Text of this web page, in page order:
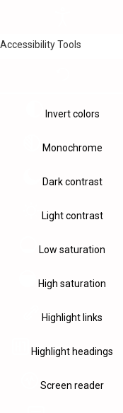
Accessibility Tools
Invert colors
Monochrome
Dark contrast
Light contrast
Low saturation
High saturation
Highlight links
Highlight headings
Screen reader